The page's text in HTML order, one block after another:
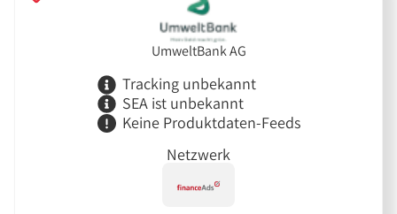
UmweltBank AG
Tracking unbekannt
SEA ist unbekannt
Keine Produktdaten-Feeds
Netzwerk